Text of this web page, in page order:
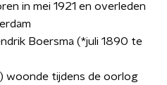
in mei 1921 en overleden
Boersma (*juli 1890 te
woonde tijdens de oorlog